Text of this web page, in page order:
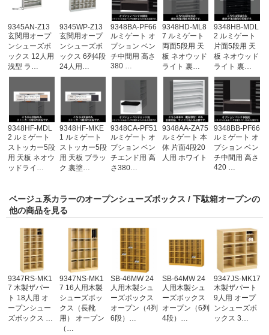
9345AN-Z13
玄関用オープ
ンシューズボ
ックス 12人用
浅型 ラ…
9345WP-Z13
玄関用オープ
ンシューズボ
ックス 6列4段
24人用…
9348BA-PF66
ルミゲート オ
プション ベン
チ中間用 高さ
380 …
9348HD-ML8
7 ルミゲート
両面5段用 天
板 ネオウッド
ライト 裏…
9348HB-MDL
2 ルミゲート
片面5段用 天
板 ネオウッド
ライト 裏…
9348HF-MDL
2 ルミゲート
ストッカー5段
用 天板 ネオウ
ッドライ…
9348HF-MKE
1 ルミゲート
ストッカー5段
用 天板 ブラッ
ク 裏塗…
9348CA-PF51
ルミゲート オ
プション ベン
チエンド用 高
さ380…
9348AA-ZA75
ルミゲート 本
体 片面4段20
人用 ホワイト
9348BB-PF66
ルミゲート オ
プション ベン
チ中間用 高さ
420 …
ベージュ系カラーのオープンシューズボックス / 下駄箱オープンの
他の商品を見る
9347RS-MK1
7 木製ザパー
ト 18人用 オ
ープンシュー
ズボックス …
9347NS-MK1
7 16人用木製
シューズボッ
クス（長靴
用） オープン
（…
SB-46MW 24
人用木製シュ
ーズボックス
オープン（4列
6段）…
SB-64MW 24
人用木製シュ
ーズボックス
オープン（6列
4段）…
9347JS-MK17
木製ザパート
9人用 オープ
ンシューズボ
ックス 3…